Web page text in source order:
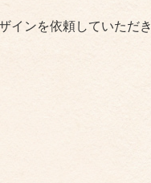
インを依頼していただき